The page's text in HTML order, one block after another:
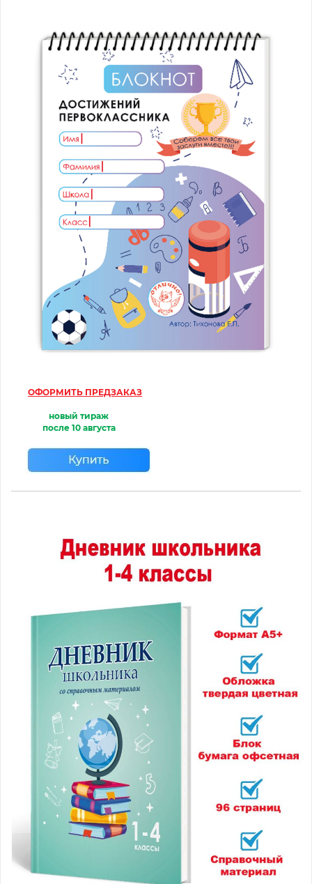
ОФОРМИТЬ ПРЕДЗАКАЗ
новый тираж
после 10 августа